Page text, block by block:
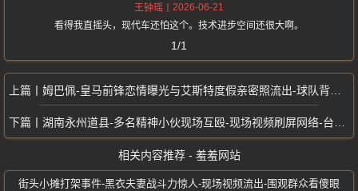
王钟瑶
2026-06-21
看得我直摇头，现代车还怕这个。技术进步空间还很大啊。
1/1
姆巴佩-皇马前锋恋情曝光与艾斯特度假亲密照流出-球队背锅侠私生活引热议
湖南永州道县-多名精神小伙现场互殴-现场视频刷屏网络-台球厅打架事件
相关内容推荐 - 羞羞网站
街头小摊打架事件-黑衣夫妻战斗力惊人-现场视频流出-围观群众看傻眼